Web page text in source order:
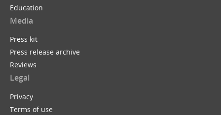
Education
Media
Press kit
Press release archive
Reviews
Legal
Privacy
Terms of use